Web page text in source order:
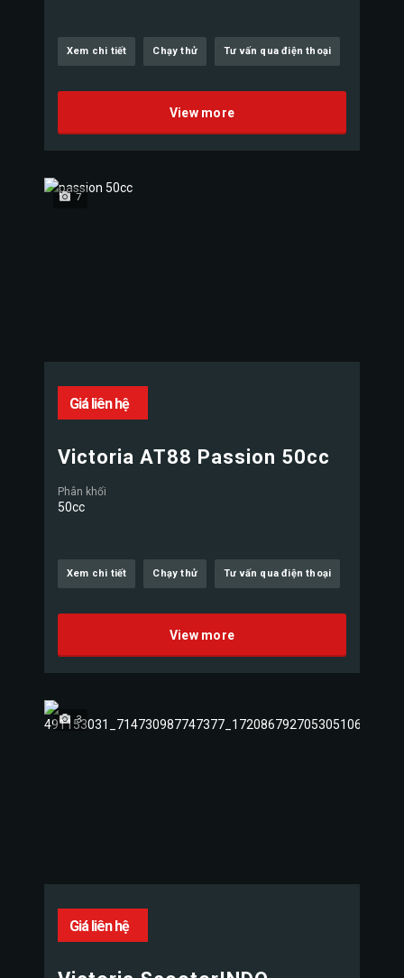
Xem chi tiết Chạy thử Tư vấn qua điện thoại
View more
7
Giá liên hệ
Victoria AT88 Passion 50cc
Phân khối
50cc
Xem chi tiết Chạy thử Tư vấn qua điện thoại
View more
3
Giá liên hệ